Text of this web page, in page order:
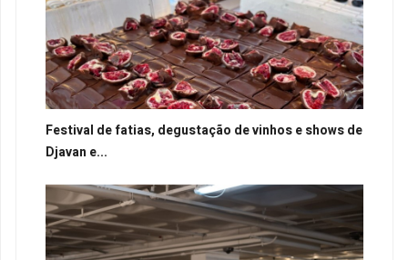
Festival de fatias, degustação de vinhos e shows de
Djavan e...